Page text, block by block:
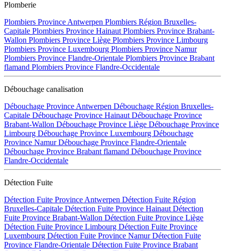
Plomberie
Plombiers Province Antwerpen Plombiers Région Bruxelles-
Capitale Plombiers Province Hainaut Plombiers Province Brabant-
Wallon Plombiers Province Liège Plombiers Province Limbourg
Plombiers Province Luxembourg Plombiers Province Namur
Plombiers Province Flandre-Orientale Plombiers Province Brabant
flamand Plombiers Province Flandre-Occidentale
Débouchage canalisation
Débouchage Province Antwerpen Débouchage Région Bruxelles-
Capitale Débouchage Province Hainaut Débouchage Province
Brabant-Wallon Débouchage Province Liège Débouchage Province
Limbourg Débouchage Province Luxembourg Débouchage
Province NamurDébouchage Province Flandre-Orientale
Débouchage Province Brabant flamand Débouchage Province
Flandre-Occidentale
Détection Fuite
Détection Fuite Province Antwerpen Détection Fuite Région
Bruxelles-Capitale Détection Fuite Province Hainaut Détection
Fuite Province Brabant-Wallon Détection Fuite Province Liège
Détection Fuite Province Limbourg Détection Fuite Province
Luxembourg Détection Fuite Province NamurDétection Fuite
Province Flandre-Orientale Détection Fuite Province Brabant